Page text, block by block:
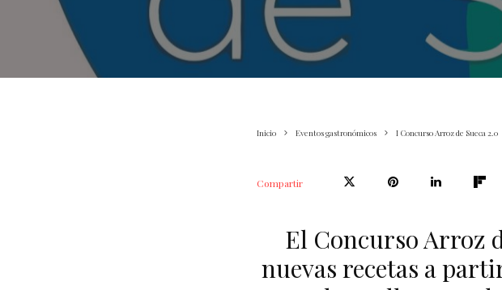
Inicio Eventos gastronómicos I Concurso Arroz de Sueca 2.0
Compartir
El Concurso Arroz
nuevas recetas a